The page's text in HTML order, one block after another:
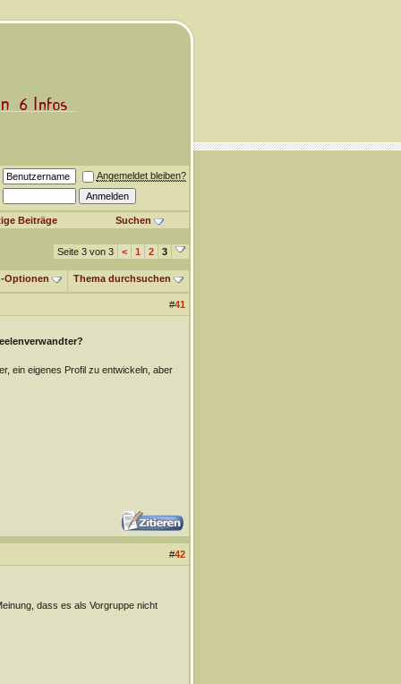
Angemeldet bleiben?
Beiträge Suchen
Seite 3 von 3 < 1 2 3
Optionen Thema durchsuchen
#41
ein eigenes Profil zu entwickeln, aber
#42
dass es als Vorgruppe nicht